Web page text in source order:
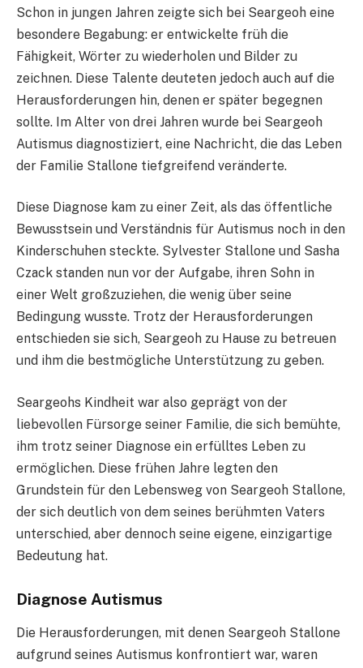
Schon in jungen Jahren zeigte sich bei Seargeoh eine
besondere Begabung: er entwickelte früh die
Fähigkeit, Wörter zu wiederholen und Bilder zu
zeichnen. Diese Talente deuteten jedoch auch auf die
Herausforderungen hin, denen er später begegnen
sollte. Im Alter von drei Jahren wurde bei Seargeoh
Autismus diagnostiziert, eine Nachricht, die das Leben
der Familie Stallone tiefgreifend veränderte.
Diese Diagnose kam zu einer Zeit, als das öffentliche
Bewusstsein und Verständnis für Autismus noch in den
Kinderschuhen steckte. Sylvester Stallone und Sasha
Czack standen nun vor der Aufgabe, ihren Sohn in
einer Welt großzuziehen, die wenig über seine
Bedingung wusste. Trotz der Herausforderungen
entschieden sie sich, Seargeoh zu Hause zu betreuen
und ihm die bestmögliche Unterstützung zu geben.
Seargeohs Kindheit war also geprägt von der
liebevollen Fürsorge seiner Familie, die sich bemühte,
ihm trotz seiner Diagnose ein erfülltes Leben zu
ermöglichen. Diese frühen Jahre legten den
Grundstein für den Lebensweg von Seargeoh Stallone,
der sich deutlich von dem seines berühmten Vaters
unterschied, aber dennoch seine eigene, einzigartige
Bedeutung hat.
Diagnose Autismus
Die Herausforderungen, mit denen Seargeoh Stallone
aufgrund seines Autismus konfrontiert war, waren